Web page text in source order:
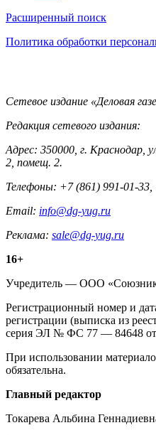
Информация
Расширенный поиск
Политика обработки
Контакты
Сетевое издание «Деловая
Редакция сетевого издания:
Адрес: 350000, г. Краснодар,
2, помещ. 2.
Телефоны: +7 (861) 991-01-
Email: info@dg-yug.ru
Реклама: sale@dg-yug.ru
Информация
о
издании
16+
Учредитель — ООО
Регистрационный номер и
регистрации (выписка из
серия ЭЛ № ФС 77 — 84648 от
При использовании
обязательна.
Редакция
Главный редактор
Токарева Альбина